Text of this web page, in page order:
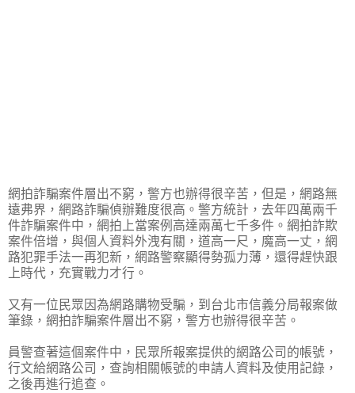
網拍詐騙案件層出不窮，警方也辦得很辛苦，但是，網路無
遠弗界，網路詐騙偵辦難度很高。警方統計，去年四萬兩千
件詐騙案件中，網拍上當案例高達兩萬七千多件。網拍詐欺
案件倍增，與個人資料外洩有關，道高一尺，魔高一丈，網
路犯罪手法一再犯新，網路警察顯得勢孤力薄，還得趕快跟
上時代，充實戰力才行。
又有一位民眾因為網路購物受騙，到台北市信義分局報案做
筆錄，網拍詐騙案件層出不窮，警方也辦得很辛苦。
員警查著這個案件中，民眾所報案提供的網路公司的帳號，
行文給網路公司，查詢相關帳號的申請人資料及使用記錄，
之後再進行追查。